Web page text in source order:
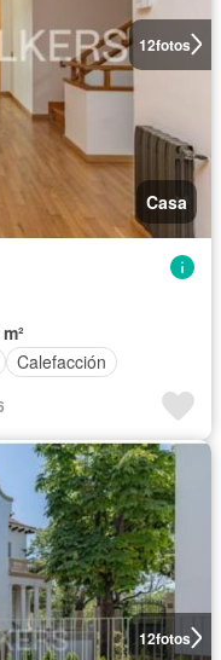
12fotos
Casa
Calefacción
12fotos